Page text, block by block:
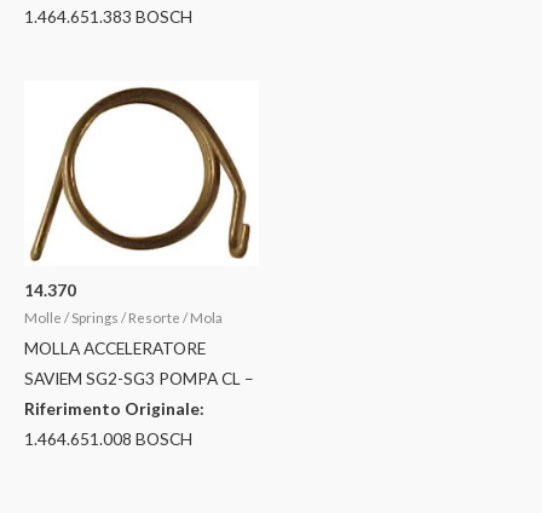
1.464.651.383 BOSCH
14.370
Molle / Springs / Resorte / Mola
MOLLA ACCELERATORE
SAVIEM SG2-SG3 POMPA CL –
Riferimento Originale:
1.464.651.008 BOSCH